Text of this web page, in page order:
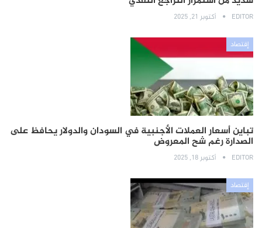
EDITOR أكتوبر 21, 2025
إقتصاد
تباين أسعار العملات الأجنبية في السودان والدولار يحافظ على
الصدارة رغم شح المعروض
EDITOR أكتوبر 18, 2025
إقتصاد